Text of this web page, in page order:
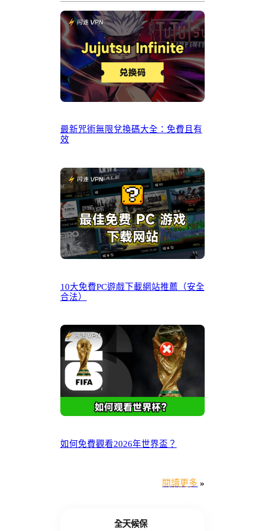
最新咒術無限兌換碼大全：免費且有
效
10大免費PC遊戲下載網站推薦（安全
合法）
如何免費觀看2026年世界盃？
閱讀更多 »
全天候保